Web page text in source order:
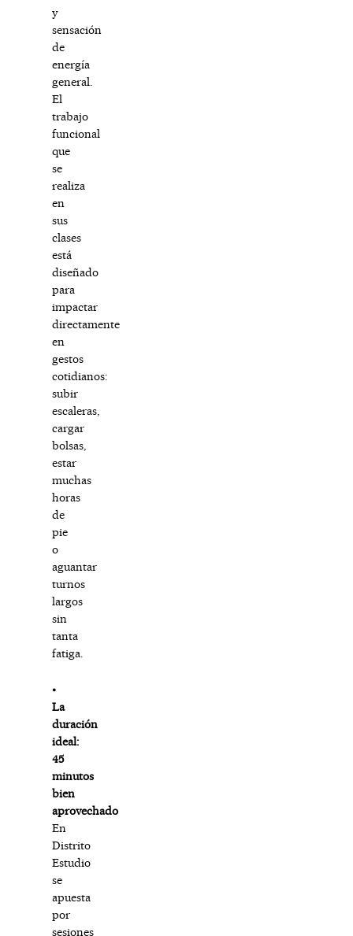
y
sensación
de
energía
general.
El
trabajo
funcional
que
se
realiza
en
sus
clases
está
diseñado
para
impactar
directamente
en
gestos
cotidianos:
subir
escaleras,
cargar
bolsas,
estar
muchas
horas
de
pie
o
aguantar
turnos
largos
sin
tanta
fatiga.
⦁
La
duración
ideal:
45
minutos
bien
aprovechado
En
Distrito
Estudio
se
apuesta
por
sesiones